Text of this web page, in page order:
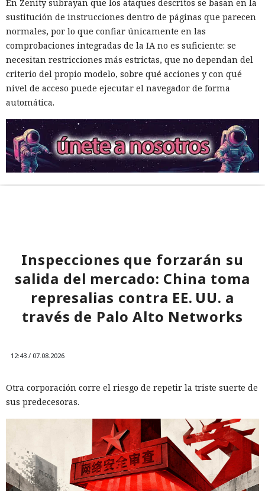
En Zenity subrayan que los ataques descritos se basan en la
sustitución de instrucciones dentro de páginas que parecen
normales, por lo que confiar únicamente en las
comprobaciones integradas de la IA no es suficiente: se
necesitan restricciones más estrictas, que no dependan del
criterio del propio modelo, sobre qué acciones y con qué
nivel de acceso puede ejecutar el navegador de forma
automática.
Inspecciones que forzarán su
salida del mercado: China toma
represalias contra EE. UU. a
través de Palo Alto Networks
12:43 / 07.08.2026
Otra corporación corre el riesgo de repetir la triste suerte de
sus predecesoras.